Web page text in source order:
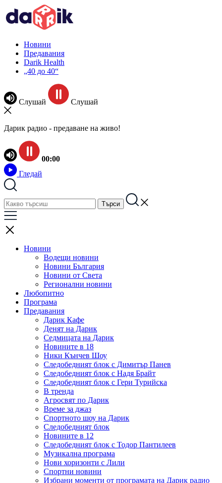
Новини
Предавания
Darik Health
„40 до 40“
Слушай Слушай
Дарик радио - предаване на живо!
00:00
Гледай
Новини
Водещи новини
Новини България
Новини от Света
Регионални новини
Любопитно
Програма
Предавания
Дарик Кафе
Денят на Дарик
Седмицата на Дарик
Новините в 18
Ники Кънчев Шоу
Следобедният блок с Димитър Панев
Следобедният блок с Надя Брайт
Следобедният блок с Гери Турийска
В тренда
Агросвят по Дарик
Време за джаз
Спортното шоу на Дарик
Следобедният блок
Новините в 12
Следобедният блок с Тодор Пантилеев
Музикална програма
Нови хоризонти с Лили
Спортни новини
Избрани моменти от програмата на Дарик радио